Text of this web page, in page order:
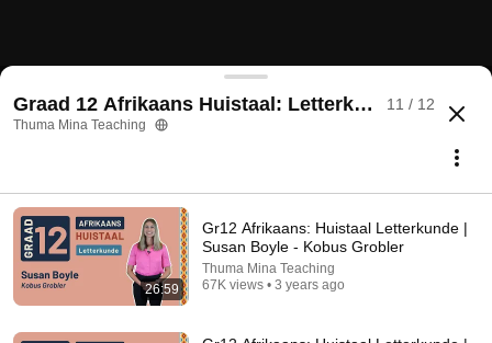
Gr12 Afrikaans: Huistaal Letterkunde | Vroue van
@ThumaMinaTeaching 375 likes
Comments 14
Comment...
Graad 12 Afrikaans Huistaal: Letterkunde11 / 12
Thuma Mina Teaching
26:59
Gr12 Afrikaans: Huistaal Letterkunde |
Susan Boyle - Kobus Grobler
Thuma Mina Teaching
67K views • 3 years ago